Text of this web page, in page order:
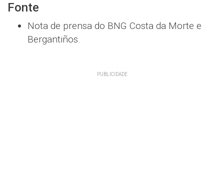
Fonte
Nota de prensa do BNG Costa da Morte e
Bergantiños.